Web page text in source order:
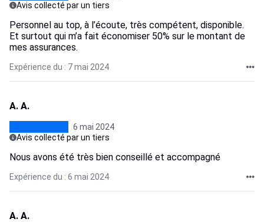
Avis collecté par un tiers
Personnel au top, à l’écoute, très compétent, disponible.
Et surtout qui m’a fait économiser 50% sur le montant de
mes assurances.
Expérience du : 7 mai 2024
A. A.
6 mai 2024
Avis collecté par un tiers
Nous avons été très bien conseillé et accompagné
Expérience du : 6 mai 2024
A. A.